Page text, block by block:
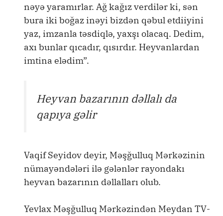
nəyə yaramırlar. Ağ kağız verdilər ki, sən
bura iki boğaz inəyi bizdən qəbul etdiiyini
yaz, imzanla təsdiqlə, yaxşı olacaq. Dedim,
axı bunlar qıcadır, qısırdır. Heyvanlardan
imtina elədim”.
Heyvan bazarının dəllalı da
qapıya gəlir
Vaqif Seyidov deyir, Məşğulluq Mərkəzinin
nümayəndələri ilə gələnlər rayondakı
heyvan bazarının dəllalları olub.
Yevlax Məşğulluq Mərkəzindən Meydan TV-